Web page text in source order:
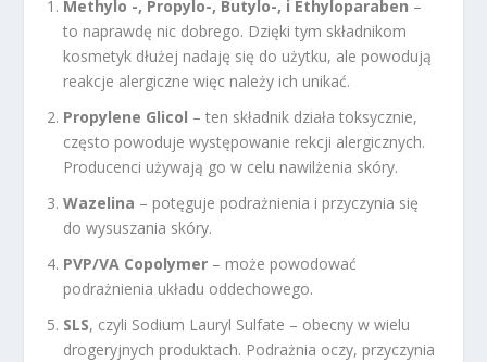
Methylo -, Propylo-, Butylo-, i Ethyloparaben –
to naprawdę nic dobrego. Dzięki tym składnikom
kosmetyk dłużej nadaję się do użytku, ale powodują
reakcje alergiczne więc należy ich unikać.
Propylene Glicol – ten składnik działa toksycznie,
często powoduje występowanie rekcji alergicznych.
Producenci używają go w celu nawilżenia skóry.
Wazelina – potęguje podrażnienia i przyczynia się
do wysuszania skóry.
PVP/VA Copolymer – może powodować
podrażnienia układu oddechowego.
SLS, czyli Sodium Lauryl Sulfate – obecny w wielu
drogeryjnych produktach. Podrażnia oczy, przyczynia